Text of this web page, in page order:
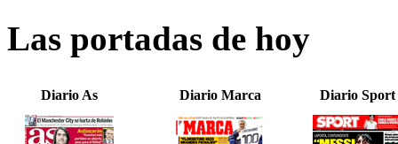
Las portadas de hoy
Diario As Diario Marca Diario Sport